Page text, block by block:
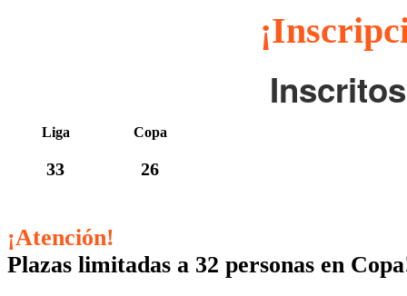
Liga Copa
33 26
¡Atención!
Plazas limitadas a 32 personas en